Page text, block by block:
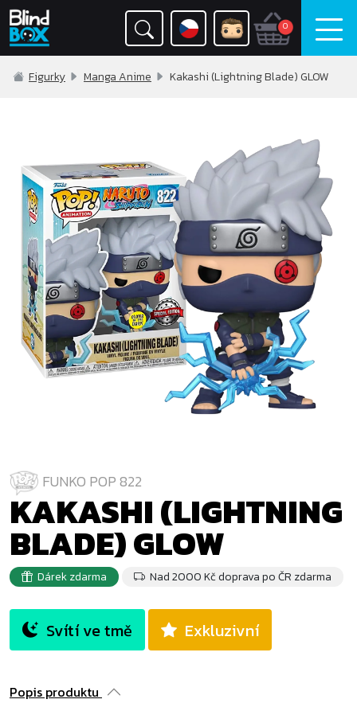
0
Figurky Manga Anime Kakashi (Lightning Blade) GLOW
FUNKO POP 822
KAKASHI (LIGHTNING
BLADE) GLOW
Dárek zdarma Nad 2000 Kč doprava po ČR zdarma
Svítí ve tmě Exkluzivní
Popis produktu